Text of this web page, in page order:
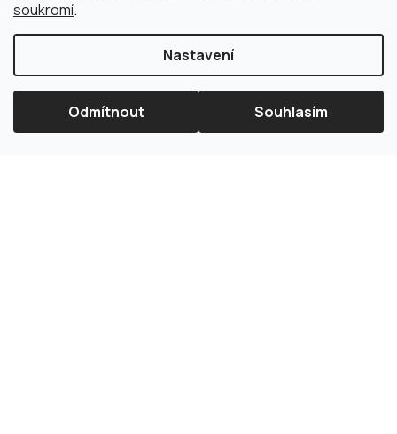
soukromí.
Nastavení
Odmítnout Souhlasím